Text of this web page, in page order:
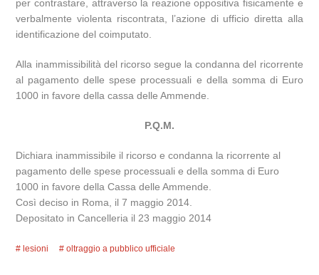
per contrastare, attraverso la reazione oppositiva fisicamente e
verbalmente violenta riscontrata, l’azione di ufficio diretta alla
identificazione del coimputato.
Alla inammissibilità del ricorso segue la condanna del ricorrente
al pagamento delle spese processuali e della somma di Euro
1000 in favore della cassa delle Ammende.
P.Q.M.
Dichiara inammissibile il ricorso e condanna la ricorrente al
pagamento delle spese processuali e della somma di Euro
1000 in favore della Cassa delle Ammende.
Così deciso in Roma, il 7 maggio 2014.
Depositato in Cancelleria il 23 maggio 2014
lesioni oltraggio a pubblico ufficiale